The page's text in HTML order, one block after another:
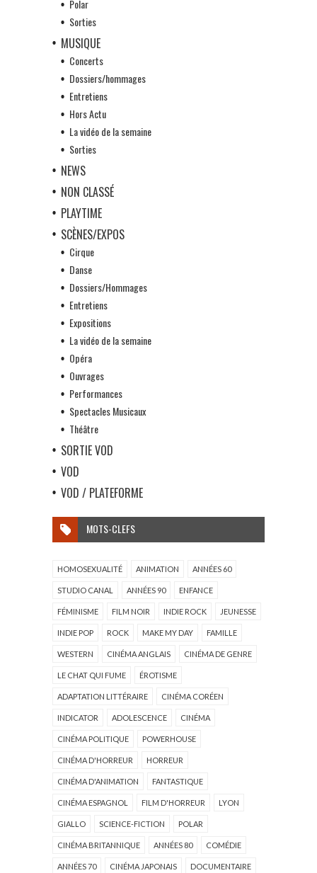
Polar
Sorties
MUSIQUE
Concerts
Dossiers/hommages
Entretiens
Hors Actu
La vidéo de la semaine
Sorties
NEWS
NON CLASSÉ
PLAYTIME
SCÈNES/EXPOS
Cirque
Danse
Dossiers/Hommages
Entretiens
Expositions
La vidéo de la semaine
Opéra
Ouvrages
Performances
Spectacles Musicaux
Théâtre
SORTIE VOD
VOD
VOD / PLATEFORME
MOTS-CLEFS
HOMOSEXUALITÉ ANIMATION ANNÉES 60
STUDIO CANAL ANNÉES 90 ENFANCE
FÉMINISME FILM NOIR INDIE ROCK JEUNESSE
INDIE POP ROCK MAKE MY DAY FAMILLE
WESTERN CINÉMA ANGLAIS CINÉMA DE GENRE
LE CHAT QUI FUME ÉROTISME
ADAPTATION LITTÉRAIRE CINÉMA CORÉEN
INDICATOR ADOLESCENCE CINÉMA
CINÉMA POLITIQUE POWERHOUSE
CINÉMA D'HORREUR HORREUR
CINÉMA D'ANIMATION FANTASTIQUE
CINÉMA ESPAGNOL FILM D'HORREUR LYON
GIALLO SCIENCE-FICTION POLAR
CINÉMA BRITANNIQUE ANNÉES 80 COMÉDIE
ANNÉES 70 CINÉMA JAPONAIS DOCUMENTAIRE